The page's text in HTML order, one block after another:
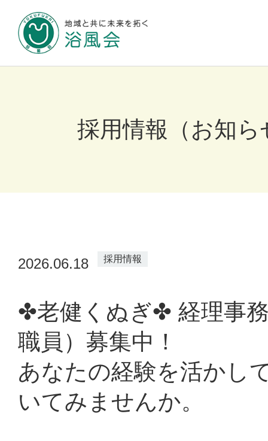
浴風会について
情報公開
採用情報
浴風会病院
採用情報（お知ら
2026.06.18 採用情報
✤老健くぬぎ✤ 経理事
職員）募集中！
あなたの経験を活かし
いてみませんか。